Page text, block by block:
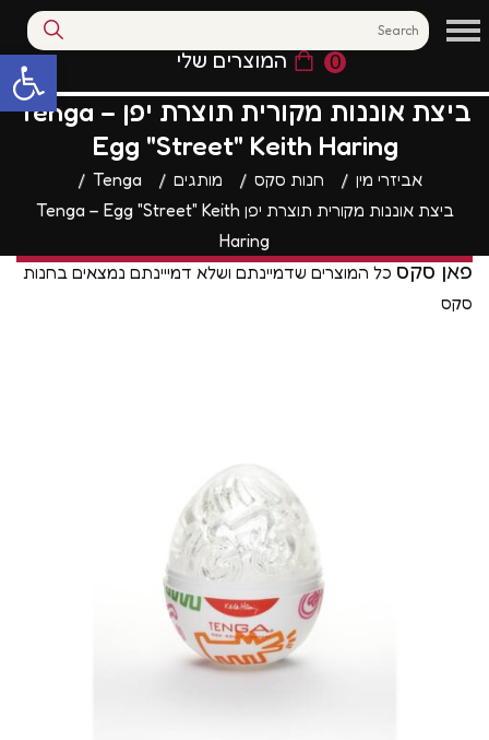
פתח סרגל 0 המוצרים שלי
ביצת אוננות מקורית תוצרת יפן Tenga –
Egg "Street" Keith Haring
אביזרי מין חנות סקס מותגים
Tenga
ביצת אוננות מקורית תוצרת יפן Tenga – Egg "Street" Keith
Haring
פאן סקס כל המוצרים שדמיינתם ושלא דמייינתם נמצאים בחנות
סקס